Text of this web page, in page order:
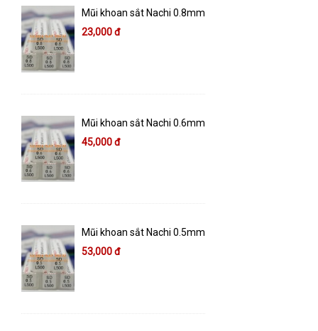
Mũi khoan sắt Nachi 0.8mm
23,000 đ
Mũi khoan sắt Nachi 0.6mm
45,000 đ
Mũi khoan sắt Nachi 0.5mm
53,000 đ